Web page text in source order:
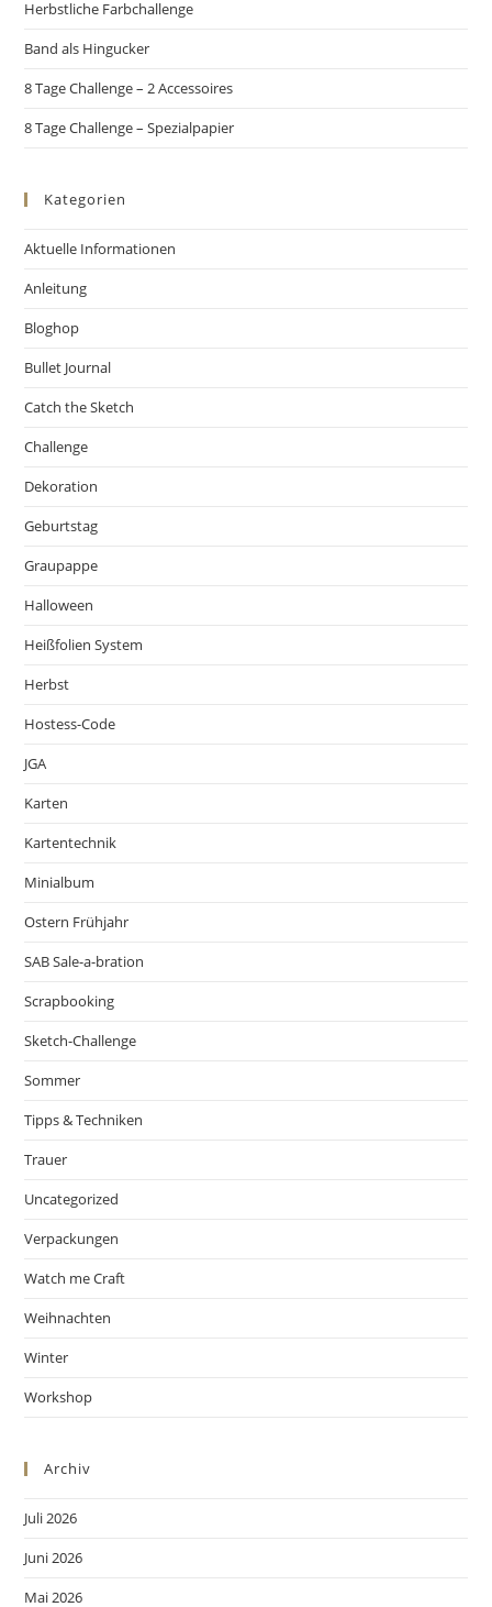
Herbstliche Farbchallenge
Band als Hingucker
8 Tage Challenge – 2 Accessoires
8 Tage Challenge – Spezialpapier
Kategorien
Aktuelle Informationen
Anleitung
Bloghop
Bullet Journal
Catch the Sketch
Challenge
Dekoration
Geburtstag
Graupappe
Halloween
Heißfolien System
Herbst
Hostess-Code
JGA
Karten
Kartentechnik
Minialbum
Ostern Frühjahr
SAB Sale-a-bration
Scrapbooking
Sketch-Challenge
Sommer
Tipps & Techniken
Trauer
Uncategorized
Verpackungen
Watch me Craft
Weihnachten
Winter
Workshop
Archiv
Juli 2026
Juni 2026
Mai 2026